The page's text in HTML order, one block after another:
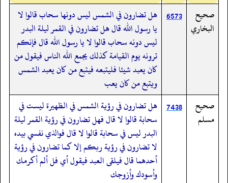
صحيح
البخاري
6573 هل تضارون في الشمس ليس دونها سحاب قالوا لا
يا رسول الله قال هل تضارون في القمر ليلة البدر
ليس دونه سحاب قالوا لا يا رسول الله قال فإنكم
ترونه يوم القيامة كذلك يجمع الله الناس فيقول من
كان يعبد شيئا فليتبعه فيتبع من كان يعبد الشمس
ويتبع من كان يعب
صحيح
مسلم
7438 هل تضارون في رؤية الشمس في الظهيرة ليست في
سحابة قالوا لا قال فهل تضارون في رؤية القمر ليلة
البدر ليس في سحابة قالوا لا قال فوالذي نفسي بيده
لا تضارون في رؤية ربكم إلا كما تضارون في رؤية
أحدهما قال فيلقى العبد فيقول أي فل ألم أكرمك
وأسودك وأزوجك